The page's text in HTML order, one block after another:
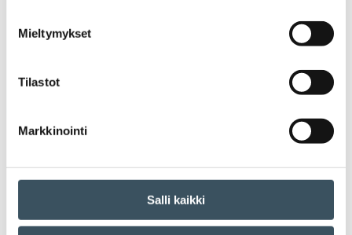
Mieltymykset
Tilastot
Markkinointi
Salli kaikki
digiostaminen digitalisaatio
kiertotalous koronavirus koulutus